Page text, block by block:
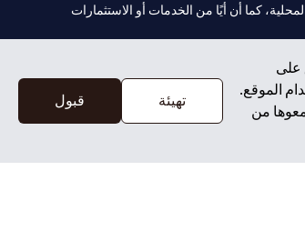
على
الموقع.
من
تهيئة قبول
كما أن أيًا من الخدمات أو الاستثمارات
لفرع أبوظبي. هاتف: 4000 311 04.
سيتي بنك إن إيه الإمارات العربية المتحدة مرخص من هيئة الأوراق المالية والسلع في الإمارات العربية المتحدة ("SCA") للقيام بالنشاط المالي لـ أ) الاستشارات المالية والتعريف والترويج بموجب ترخيص رقم 20200000097 ب)